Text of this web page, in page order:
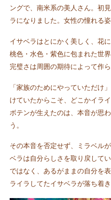
ングで、南米系の美人さん。初
ラになりました。女性の憧れる姿
イサベラはとにかく美しく、花
桃色・水色・紫色に包まれた世
完璧さは周囲の期待によって作
「家族のためにやっていただけ
けていたからこそ、どこかイラ
ボテンが生えたのは、本音が思
う。
その本音を否定せず、ミラベル
ベラは自分らしさを取り戻して
ではなく、あるがままの自分を
ライラしてたイサベラが落ち着き